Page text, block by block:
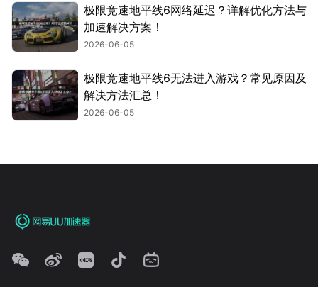
极限竞速地平线6网络延迟？详解优化方法与
加速解决方案！
2026-06-05
极限竞速地平线6无法进入游戏？常见原因及
解决方法汇总！
2026-06-05